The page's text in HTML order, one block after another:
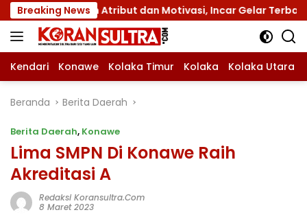
Langsung
ke
konten
Breaking News
Atribut dan Motivasi, Incar Gelar Terbaik di Sultra
Kendari Konawe Kolaka Timur Kolaka Kolaka Utara
Beranda Berita Daerah
Berita Daerah, Konawe
Lima SMPN Di Konawe Raih
Akreditasi A
Redaksi Koransultra.com
8 Maret 2023